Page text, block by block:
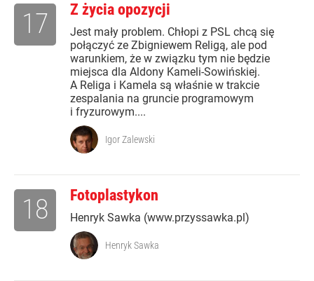
Z życia opozycji
Jest mały problem. Chłopi z PSL chcą się
połączyć ze Zbigniewem Religą, ale pod
warunkiem, że w związku tym nie będzie
miejsca dla Aldony Kameli-Sowińskiej.
A Religa i Kamela są właśnie w trakcie
zespalania na gruncie programowym
i fryzurowym....
17
Igor Zalewski
Fotoplastykon
Henryk Sawka (www.przyssawka.pl)
18
Henryk Sawka